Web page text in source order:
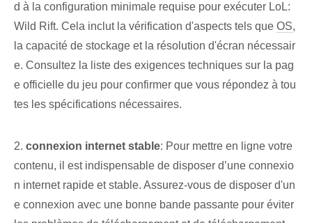
d à la configuration minimale requise pour exécuter LoL:
Wild Rift. Cela inclut la vérification d'aspects tels que OS,
la capacité de stockage et la résolution d'écran nécessair
e. Consultez la liste des exigences techniques sur la pag
e officielle du jeu pour confirmer que vous répondez à tou
tes les spécifications nécessaires.
2. connexion internet stable: Pour mettre en ligne votre
contenu, il est indispensable de disposer d’une connexio
n internet rapide et stable. Assurez-vous de disposer d'un
e connexion avec une bonne bande passante pour éviter